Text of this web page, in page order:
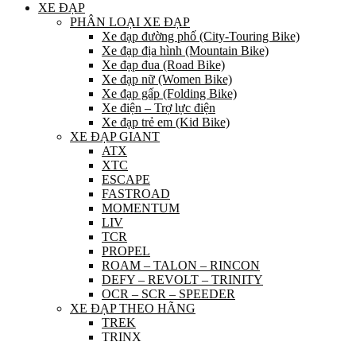
XE ĐẠP
PHÂN LOẠI XE ĐẠP
Xe đạp đường phố (City-Touring Bike)
Xe đạp địa hình (Mountain Bike)
Xe đạp đua (Road Bike)
Xe đạp nữ (Women Bike)
Xe đạp gấp (Folding Bike)
Xe điện – Trợ lực điện
Xe đạp trẻ em (Kid Bike)
XE ĐẠP GIANT
ATX
XTC
ESCAPE
FASTROAD
MOMENTUM
LIV
TCR
PROPEL
ROAM – TALON – RINCON
DEFY – REVOLT – TRINITY
OCR – SCR – SPEEDER
XE ĐẠP THEO HÃNG
TREK
TRINX